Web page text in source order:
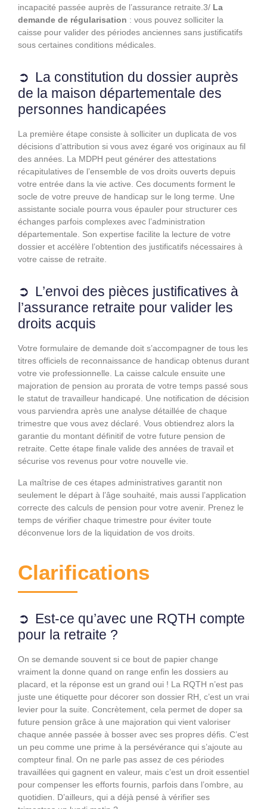
incapacité passée auprès de l’assurance retraite.3/ La
demande de régularisation : vous pouvez solliciter la
caisse pour valider des périodes anciennes sans justificatifs
sous certaines conditions médicales.
La constitution du dossier auprès
de la maison départementale des
personnes handicapées
La première étape consiste à solliciter un duplicata de vos
décisions d’attribution si vous avez égaré vos originaux au fil
des années. La MDPH peut générer des attestations
récapitulatives de l’ensemble de vos droits ouverts depuis
votre entrée dans la vie active. Ces documents forment le
socle de votre preuve de handicap sur le long terme. Une
assistante sociale pourra vous épauler pour structurer ces
échanges parfois complexes avec l’administration
départementale. Son expertise facilite la lecture de votre
dossier et accélère l’obtention des justificatifs nécessaires à
votre caisse de retraite.
L’envoi des pièces justificatives à
l’assurance retraite pour valider les
droits acquis
Votre formulaire de demande doit s’accompagner de tous les
titres officiels de reconnaissance de handicap obtenus durant
votre vie professionnelle. La caisse calcule ensuite une
majoration de pension au prorata de votre temps passé sous
le statut de travailleur handicapé. Une notification de décision
vous parviendra après une analyse détaillée de chaque
trimestre que vous avez déclaré. Vous obtiendrez alors la
garantie du montant définitif de votre future pension de
retraite. Cette étape finale valide des années de travail et
sécurise vos revenus pour votre nouvelle vie.
La maîtrise de ces étapes administratives garantit non
seulement le départ à l’âge souhaité, mais aussi l’application
correcte des calculs de pension pour votre avenir. Prenez le
temps de vérifier chaque trimestre pour éviter toute
déconvenue lors de la liquidation de vos droits.
Clarifications
Est-ce qu’avec une RQTH compte
pour la retraite ?
On se demande souvent si ce bout de papier change
vraiment la donne quand on range enfin les dossiers au
placard, et la réponse est un grand oui ! La RQTH n’est pas
juste une étiquette pour décorer son dossier RH, c’est un vrai
levier pour la suite. Concrètement, cela permet de doper sa
future pension grâce à une majoration qui vient valoriser
chaque année passée à bosser avec ses propres défis. C’est
un peu comme une prime à la persévérance qui s’ajoute au
compteur final. On ne parle pas assez de ces périodes
travaillées qui gagnent en valeur, mais c’est un droit essentiel
pour compenser les efforts fournis, parfois dans l’ombre, au
quotidien. D’ailleurs, qui a déjà pensé à vérifier ses